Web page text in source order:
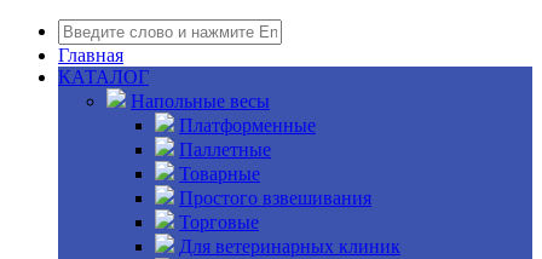
Главная
КАТАЛОГ
Напольные весы
Платформенные
Паллетные
Товарные
Простого взвешивания
Торговые
Для ветеринарных клиник